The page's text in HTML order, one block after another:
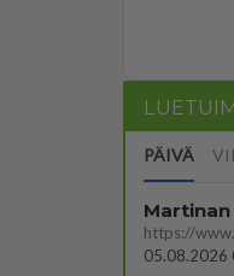
PÄIVÄ
05.08.2026